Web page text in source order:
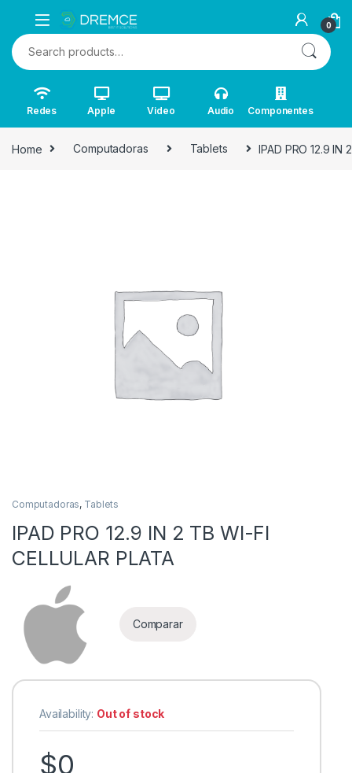
0
Search for:
Redes Apple Video Audio Componentes
Home Computadoras Tablets IPAD PRO 12.9 IN
Computadoras, Tablets
IPAD PRO 12.9 IN 2 TB WI-FI
CELLULAR PLATA
Comparar
Availability: Out of stock
$0